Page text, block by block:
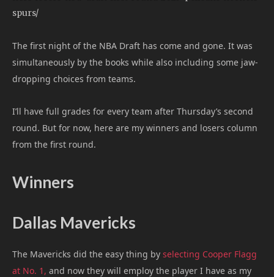
spurs/
The first night of the NBA Draft has come and gone. It was
simultaneously by the books while also including some jaw-
dropping choices from teams.
I’ll have full grades for every team after Thursday’s second
round. But for now, here are my winners and losers column
from the first round.
Winners
Dallas Mavericks
The Mavericks did the easy thing by selecting Cooper Flagg
at No. 1, and now they will employ the player I have as my